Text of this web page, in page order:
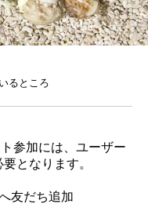
るところ
参加には、ユーザー
となります。
友だち追加